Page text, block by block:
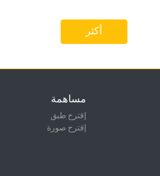
أكثر
مساهمة
إقترح طبق
إقترح صورة